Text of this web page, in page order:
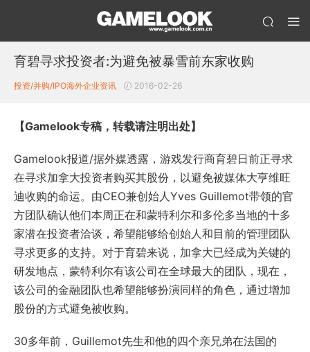
育碧寻求投资者:为避免被暴雪前东家收购
投资/并购/IPO海外企业资讯 2016-02-26
【Gamelook专稿，转载请注明出处】
Gamelook报道/据外媒透露，游戏发行商育碧日前正寻求
在寻求加拿大投资者购买其股份，以避免被媒体大亨维旺
迪收购的命运。由CEO兼创始人Yves Guillemot带领的官
方团队确认他们本周正在和蒙特利尔和多伦多当地的十多
家潜在投资者洽谈，希望能够给创始人和目前的管理团队
寻求更多的支持。对于育碧来说，加拿大已经成为关键的
研发地点，蒙特利尔有该公司在全球最大的团队，现在，
该公司的金融团队也希望能够扮演同样的角色，通过增加
股份的方式避免被收购。
30多年前，Guillemot先生和他的四个亲兄弟在法国的